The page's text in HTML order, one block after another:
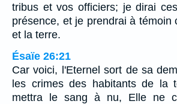
tribus et vos officiers; je dirai
présence, et je prendrai à témoin
et la terre.
Ésaïe 26:21
Car voici, l'Eternel sort de sa
les crimes des habitants de la
mettra le sang à nu, Elle ne